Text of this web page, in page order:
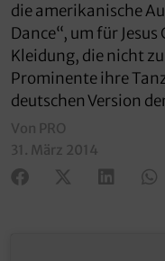
die amerikanische
Dance“, um für
Kleidung, die nicht
Prominente ihre
deutschen Version
Von PRO
31. März 2014